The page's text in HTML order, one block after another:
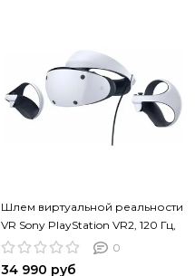
Шлем виртуальной реальности
VR Sony PlayStation VR2, 120 Гц,
базовая, белый
0
34 990 руб